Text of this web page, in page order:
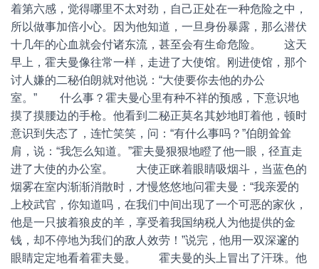
着第六感，觉得哪里不太对劲，自己正处在一种危险之中，
所以做事加倍小心。因为他知道，一旦身份暴露，那么潜伏
十几年的心血就会付诸东流，甚至会有生命危险。 这天
早上，霍夫曼像往常一样，走进了大使馆。刚进使馆，那个
讨人嫌的二秘伯朗就对他说：“大使要你去他的办公
室。” 什么事？霍夫曼心里有种不祥的预感，下意识地
摸了摸腰边的手枪。他看到二秘正莫名其妙地盯着他，顿时
意识到失态了，连忙笑笑，问：“有什么事吗？”伯朗耸耸
肩，说：“我怎么知道。”霍夫曼狠狠地瞪了他一眼，径直走
进了大使的办公室。 大使正眯着眼睛吸烟斗，当蓝色的
烟雾在室内渐渐消散时，才慢悠悠地问霍夫曼：“我亲爱的
上校武官，你知道吗，在我们中间出现了一个可恶的家伙，
他是一只披着狼皮的羊，享受着我国纳税人为他提供的金
钱，却不停地为我们的敌人效劳！”说完，他用一双深邃的
眼睛定定地看着霍夫曼。 霍夫曼的头上冒出了汗珠。他